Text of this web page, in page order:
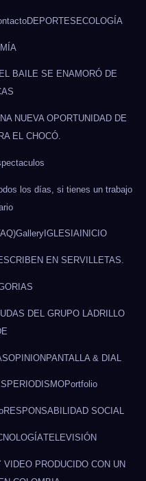
DEPORTESECOLOGÍA
BAILE SE ENAMORÓ DE
NUEVA OPORTUNIDAD DE
EL CHOCÓ.
los días, si tienes un trabajo
Gallery IGLESIA INICIO
EN SERVILLETAS.
DEL GRUPO LADRILLO
OPINIONPANTALLA & DIAL
PERIODISMOPortfolio
RESPONSABILIDAD SOCIAL
TELEVISIÓN
PRODUCIDO CON UN